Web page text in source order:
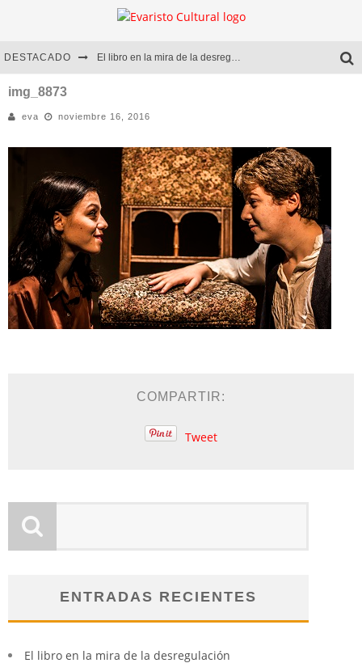
DESTACADO El libro en la mira de la desregulación
Diego Meret | Hotel Acapulco
Alejandra Correa | La nieve
img_8873
eva noviembre 16, 2016
COMPARTIR:
Tweet
ENTRADAS RECIENTES
El libro en la mira de la desregulación